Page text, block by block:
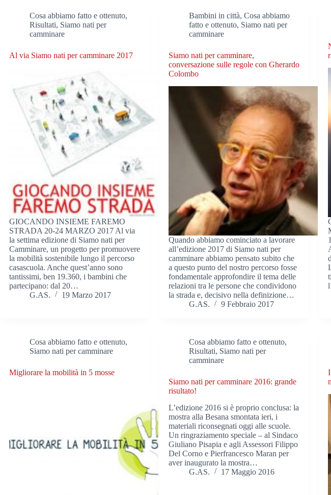
Cosa abbiamo fatto e ottenuto,
Risultati, Siamo nati per
camminare
Al via Siamo nati per camminare 2017
GIOCANDO INSIEME FAREMO
STRADA 20-24 MARZO 2017 Al via
la settima edizione di Siamo nati per
Camminare, un progetto per promuovere
la mobilità sostenibile lungo il percorso
casascuola. Anche quest’anno sono
tantissimi, ben 19.360, i bambini che
partecipano: dal 20…
G.AS.
19 Marzo 2017
Bambini in città,Cosa abbiamo
fatto e ottenuto, Siamo nati per
camminare
Siamo nati per camminare,
conversazione sulle regole con Gherardo
Colombo
Quando abbiamo cominciato a lavorare
all’edizione 2017 di Siamo nati per
camminare abbiamo pensato subito che
a questo punto del nostro percorso fosse
fondamentale approfondire il tema delle
relazioni tra le persone che condividono
la strada e, decisivo nella definizione…
G.AS.
9 Febbraio 2017
Cosa abbiamo fatto e ottenuto,
Siamo nati per camminare
Migliorare la mobilità in 5 mosse
Cosa abbiamo fatto e ottenuto,
Risultati, Siamo nati per
camminare
Siamo nati per camminare 2016: grande
risultato!
L’edizione 2016 si è proprio conclusa: la
mostra alla Besana smontata ieri, i
materiali riconsegnati oggi alle scuole.
Un ringraziamento speciale – al Sindaco
Giuliano Pisapia e agli Assessori Filippo
Del Corno e Pierfrancesco Maran per
aver inaugurato la mostra…
G.AS.
17 Maggio 2016